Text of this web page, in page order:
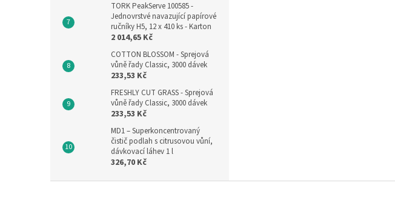
TORK PeakServe 100585 -
Jednovrstvé navazující papírové
ručníky H5, 12 x 410 ks - Karton
2 014,65 Kč
COTTON BLOSSOM - Sprejová
vůně řady Classic, 3000 dávek
233,53 Kč
FRESHLY CUT GRASS - Sprejová
vůně řady Classic, 3000 dávek
233,53 Kč
MD1 – Superkoncentrovaný
čistič podlah s citrusovou vůní,
dávkovací láhev 1 l
326,70 Kč